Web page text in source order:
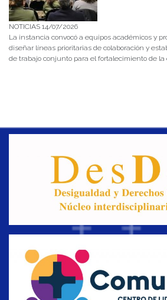
NOTICIAS 14/07/2026
La instancia convocó a equipos académicos y
diseñar líneas prioritarias de colaboración y
de trabajo conjunto para el fortalecimiento de